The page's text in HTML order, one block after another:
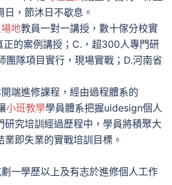
，節沐日不歇息。
地教員一對一講授，數十傢分校實
正的案例講授；C.，超300人專門研
團隊項目實行，現場實戰；D.河南省
端進修課程，經由過程體系的
小班教學學員體系把握uidesign個人
研究培訓經過歷程中，學員將積聚大
即失業的實戰培訓目標。
一學歷以上及有志於進修個人工作